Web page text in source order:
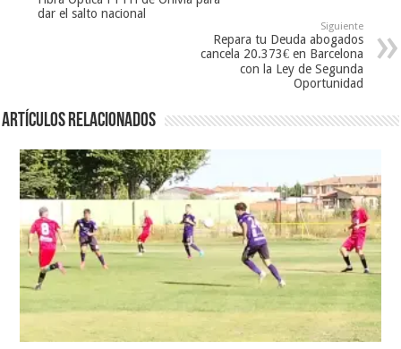
dar el salto nacional
Siguiente
Repara tu Deuda abogados
cancela 20.373€ en Barcelona
con la Ley de Segunda
Oportunidad
Artículos relacionados